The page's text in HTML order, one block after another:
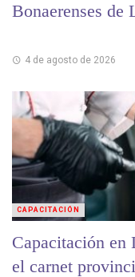
Bonaerenses de
4 de agosto de 2026
Capacitación en
el carnet
CAPACITACIÓN